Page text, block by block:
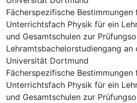
Fächerspezifische Bestimmungen
Unterrichtsfach Physik für ein
und Gesamtschulen zur
Lehramtsbachelorstudiengang an
Universität Dortmund
Fächerspezifische Bestimmungen
Unterrichtsfach Physik für ein
und Gesamtschulen zur